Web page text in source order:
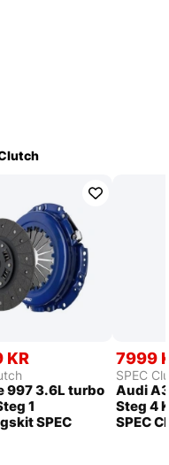
KR
997 3.6L turbo
1
SPEC
7999
SPEC
Audi
Steg 4
SPEC